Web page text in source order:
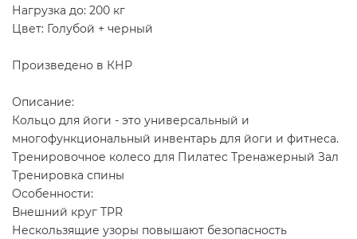
Нагрузка до: 200 кг
Цвет: Голубой + черный
Произведено в КНР
Описание:
Кольцо для йоги - это универсальный и
многофункциональный инвентарь для йоги и фитнеса.
Тренировочное колесо для Пилатес Тренажерный Зал
Тренировка спины
Особенности:
Внешний круг TPR
Нескользящие узоры повышают безопасность